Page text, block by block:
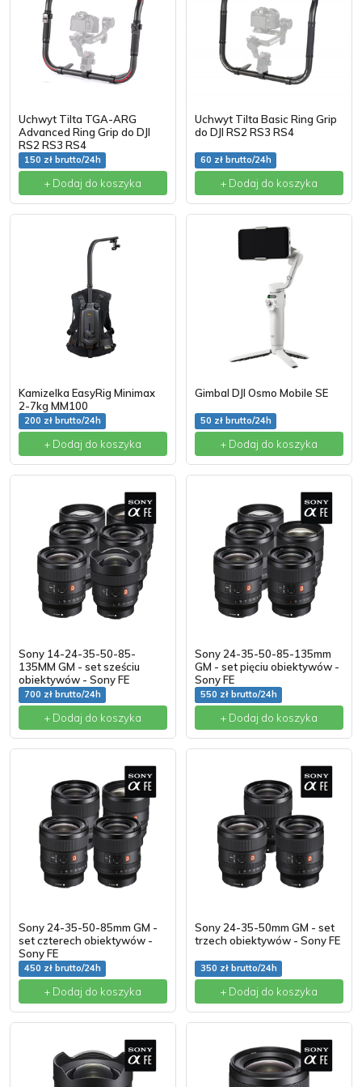
Uchwyt Tilta TGA-ARG
Advanced Ring Grip do DJI
RS2 RS3 RS4
150 zł brutto/24h
+ Dodaj do koszyka
Uchwyt Tilta Basic Ring Grip
do DJI RS2 RS3 RS4
60 zł brutto/24h
+ Dodaj do koszyka
Kamizelka EasyRig Minimax
2-7kg MM100
200 zł brutto/24h
+ Dodaj do koszyka
Gimbal DJI Osmo Mobile SE
50 zł brutto/24h
+ Dodaj do koszyka
Sony 14-24-35-50-85-
135MM GM - set sześciu
obiektywów - Sony FE
700 zł brutto/24h
+ Dodaj do koszyka
Sony 24-35-50-85-135mm
GM - set pięciu obiektywów -
Sony FE
550 zł brutto/24h
+ Dodaj do koszyka
Sony 24-35-50-85mm GM -
set czterech obiektywów -
Sony FE
450 zł brutto/24h
+ Dodaj do koszyka
Sony 24-35-50mm GM - set
trzech obiektywów - Sony FE
350 zł brutto/24h
+ Dodaj do koszyka